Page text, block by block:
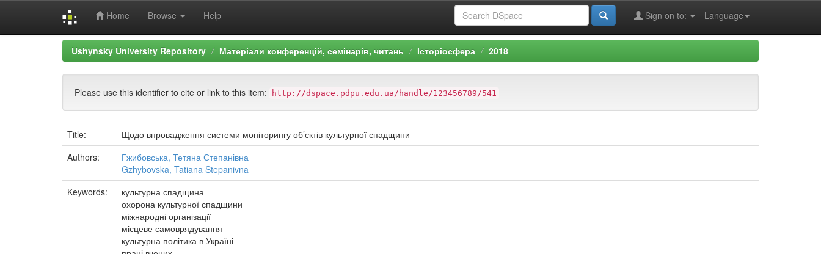
Home Browse Help Language
Sign on to:
Ushynsky University Repository Матеріали конференцій, семінарів, читань Історіосфера 2018
Please use this identifier to cite or link to this item: http://dspace.pdpu.edu.ua/handle/123456789/541
Title:
Щодо впровадження системи моніторингу об’єктів культурної спадщини
Authors:
Гжибовська, Тетяна Степанівна
Gzhybovska, Tatiana Stepanivna
Keywords:
культурна спадщина
охорона культурної спадщини
міжнародні організації
місцеве самоврядування
культурна політика в Україні